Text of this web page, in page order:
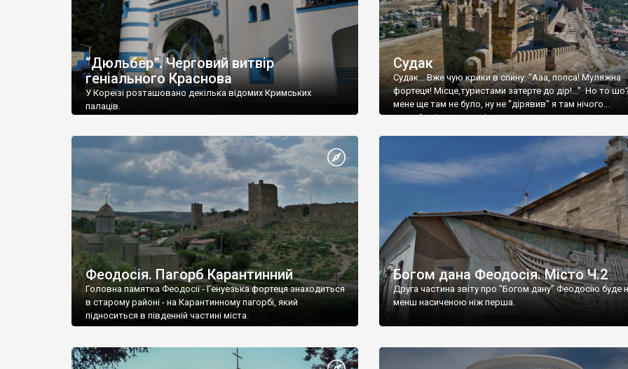
“Дюльбер”. Черговий витвір
геніального Краснова
У Кореїзі розташовано декілька відомих Кримських
палаців.
Судак
Судак... Вже чую крики в спину: "Ааа, попса! Муляжна
фортеця! Місце,туристами затерте до дір!..." Но то
мене ще там не було, ну не "дірявив" я там нічого...
принаймні до цього літа.
Феодосія. Пагорб Карантинний
Головна памятка Феодосії - Генуезька фортеця знаходиться
в старому районі - на Карантинному пагорбі, який
підноситься в південній частині міста.
Богом дана Феодосія. Місто Ч.2
Друга частина звіту про "Богом дану" Феодосію буде
менш насиченою ніж перша.